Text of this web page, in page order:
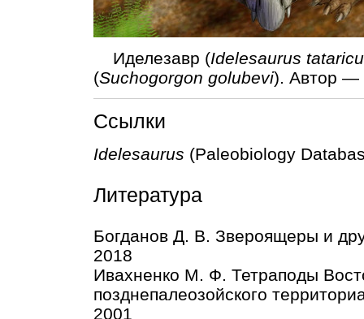
Иделезавр (Idelesaurus
(Suchogorgon golubevi). Автор —
Ссылки
Idelesaurus (Paleobiology
Литература
Богданов Д. В. Звероящеры и
2018
Ивахненко М. Ф. Тетраподы
позднепалеозойского
2001